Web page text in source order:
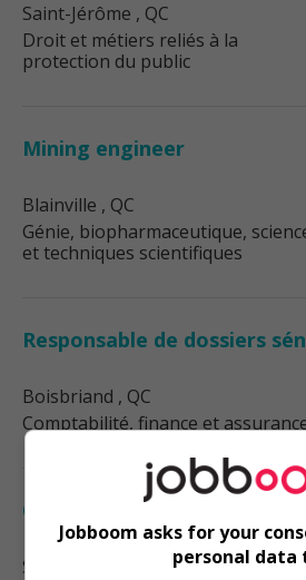
Saint-Jérôme , QC
Droit et métiers reliés à la
protection du public
Mining engineer
Blainville , QC
Génie, biopharmaceutique,
et techniques scientifiques
Responsable de dossiers
Boisbriand , QC
Comptabilité, finance et
Conseiller en sécurité
Saint-Eustache
, QC
Jobboom asks for your
personal data